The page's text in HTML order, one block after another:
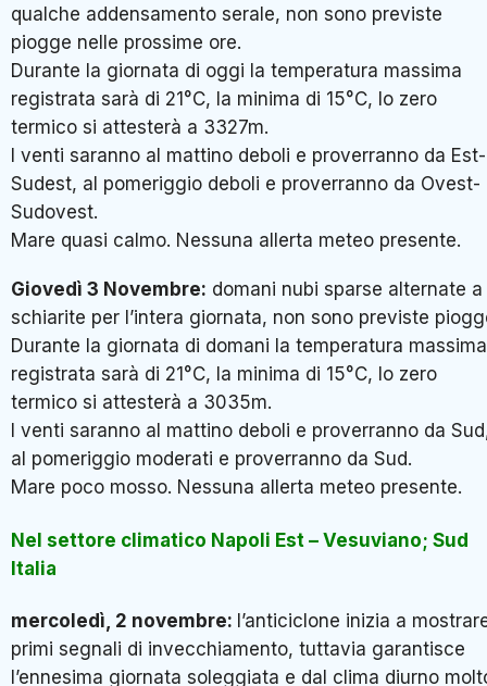
qualche addensamento serale, non sono previste
piogge nelle prossime ore.
Durante la giornata di oggi la temperatura massima
registrata sarà di 21°C, la minima di 15°C, lo zero
termico si attesterà a 3327m.
I venti saranno al mattino deboli e proverranno da Est-
Sudest, al pomeriggio deboli e proverranno da Ovest-
Sudovest.
Mare quasi calmo. Nessuna allerta meteo presente.
Giovedì 3 Novembre: domani nubi sparse alternate a
schiarite per l’intera giornata, non sono previste
Durante la giornata di domani la temperatura massima
registrata sarà di 21°C, la minima di 15°C, lo zero
termico si attesterà a 3035m.
I venti saranno al mattino deboli e proverranno da
al pomeriggio moderati e proverranno da Sud.
Mare poco mosso. Nessuna allerta meteo presente.
Nel settore climatico Napoli Est – Vesuviano; Sud
Italia
mercoledì, 2 novembre: l’anticiclone inizia a
primi segnali di invecchiamento, tuttavia garantisce
l’ennesima giornata soleggiata e dal clima diurno